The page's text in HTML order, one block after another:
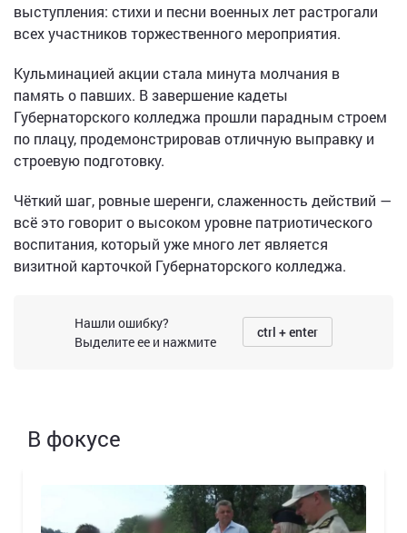
выступления: стихи и песни военных лет растрогали
всех участников торжественного мероприятия.
Кульминацией акции стала минута молчания в
память о павших. В завершение кадеты
Губернаторского колледжа прошли парадным строем
по плацу, продемонстрировав отличную выправку и
строевую подготовку.
Чёткий шаг, ровные шеренги, слаженность действий —
всё это говорит о высоком уровне патриотического
воспитания, который уже много лет является
визитной карточкой Губернаторского колледжа.
Нашли ошибку?
Выделите ее и нажмите
ctrl + enter
В фокусе